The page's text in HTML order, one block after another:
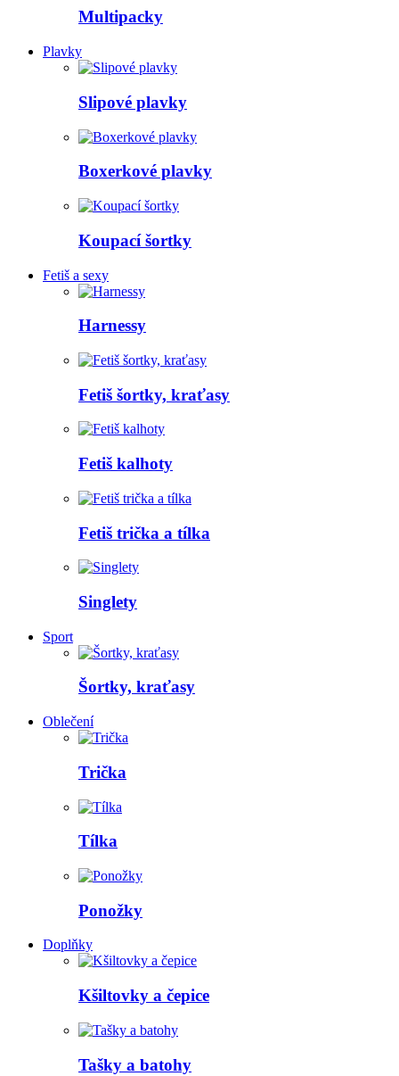
Multipacky
Plavky
Slipové plavky
Boxerkové plavky
Koupací šortky
Fetiš a sexy
Harnessy
Fetiš šortky, kraťasy
Fetiš kalhoty
Fetiš trička a tílka
Singlety
Sport
Šortky, kraťasy
Oblečení
Trička
Tílka
Ponožky
Doplňky
Kšiltovky a čepice
Tašky a batohy